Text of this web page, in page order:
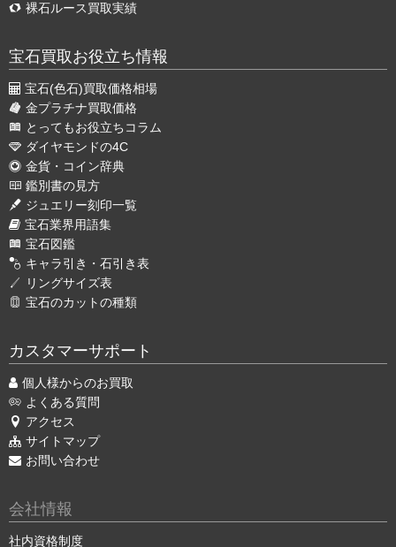
裸石ルース買取実績
宝石買取お役立ち情報
宝石(色石)買取価格相場
金プラチナ買取価格
とってもお役立ちコラム
ダイヤモンドの4C
金貨・コイン辞典
鑑別書の見方
ジュエリー刻印一覧
宝石業界用語集
宝石図鑑
キャラ引き・石引き表
リングサイズ表
宝石のカットの種類
カスタマーサポート
個人様からのお買取
よくある質問
アクセス
サイトマップ
お問い合わせ
会社情報
社内資格制度